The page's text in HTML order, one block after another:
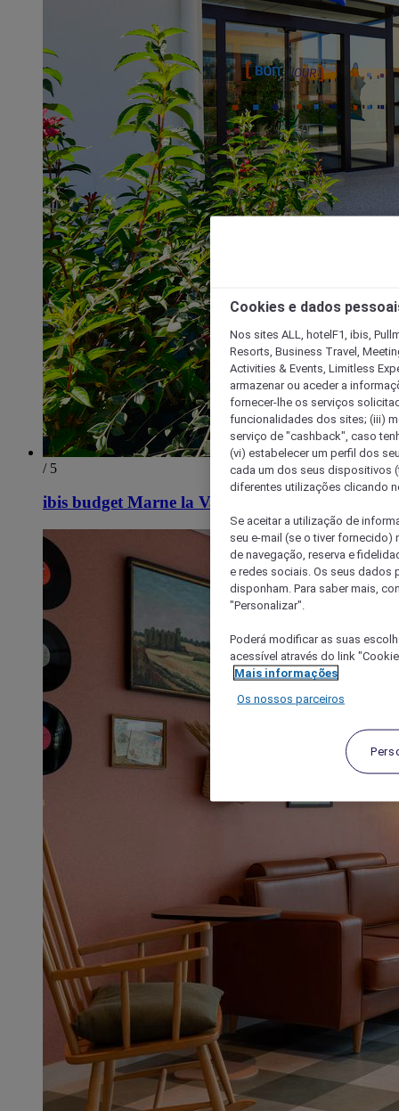
/ 5
ibis budget Marne la Vallée
Cookies e dados
Nos sites ALL, hotelF1, ibis,
Resorts, Business Travel,
Activities & Events, Limitless
armazenar ou aceder a
fornecer-lhe os serviços
funcionalidades dos sites; (iii)
serviço de "cashback", caso
(vi) estabelecer um perfil dos
cada um dos seus dispositivos
diferentes utilizações clicando
Se aceitar a utilização de
seu e-mail (se o tiver
de navegação, reserva e
e redes sociais. Os seus dados
disponham. Para saber mais,
"Personalizar".
Poderá modificar as suas
acessível através do link
Mais informações
Os nossos parceiros